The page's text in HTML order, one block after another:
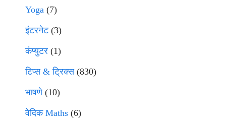
Yoga (7)
इंटरनेट(3)
कंप्युटर (1)
टिप्स & ट्रिक्स(830)
भाषणे(10)
वेदिक Maths (6)